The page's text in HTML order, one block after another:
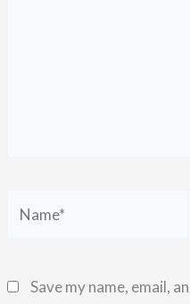
Save my name, email,